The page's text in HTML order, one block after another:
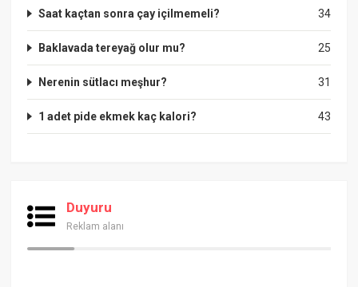
34
Saat kaçtan sonra çay içilmemeli?
25
Baklavada tereyağ olur mu?
31
Nerenin sütlacı meşhur?
43
1 adet pide ekmek kaç kalori?
Duyuru
Reklam alanı